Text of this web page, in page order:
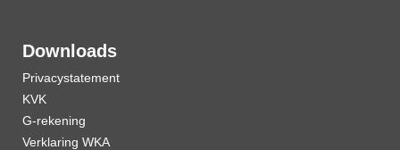
Downloads
Privacystatement
KVK
G-rekening
Verklaring WKA